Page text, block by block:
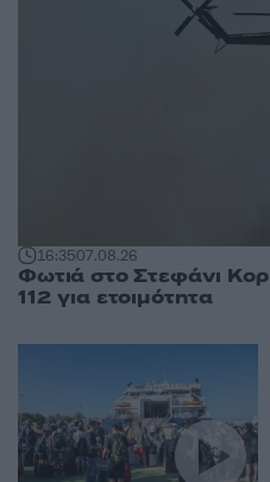
16:3507.08.26
Φωτιά στο Στεφάνι
112 για ετοιμότητα